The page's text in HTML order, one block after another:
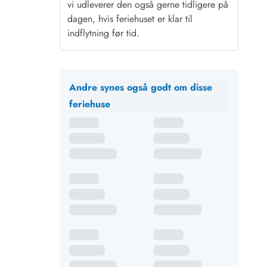
vi udleverer den også gerne tidligere på
dagen, hvis feriehuset er klar til
indflytning før tid.
Andre synes også godt om disse
feriehuse